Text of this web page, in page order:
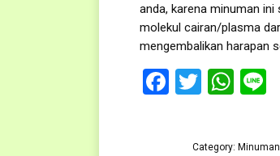
anda, karena minuman
molekul cairan/plasma
mengembalikan harapan
Facebook
Twitter
Category: Minuman